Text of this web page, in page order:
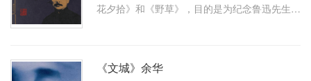
花夕拾》和《野草》，目的是为纪念鲁迅先生逝
《文城》余华